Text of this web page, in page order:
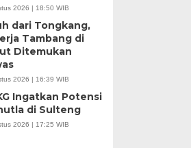
2026 | 18:50 WIB
dari Tongkang,
Tambang di
Ditemukan
2026 | 16:39 WIB
Ingatkan Potensi
di Sulteng
2026 | 17:25 WIB